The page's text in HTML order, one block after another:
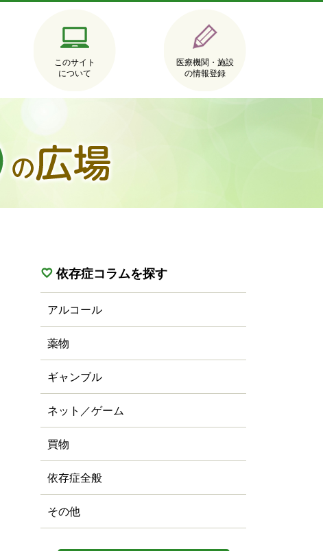
このサイト
について
医療機関・施設
の情報登録
依存症コラムを探す
アルコール
薬物
ギャンブル
ネット／ゲーム
買物
依存症全般
その他